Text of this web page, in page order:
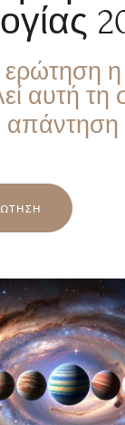
ερώτηση
αυτή τη
απάντηση